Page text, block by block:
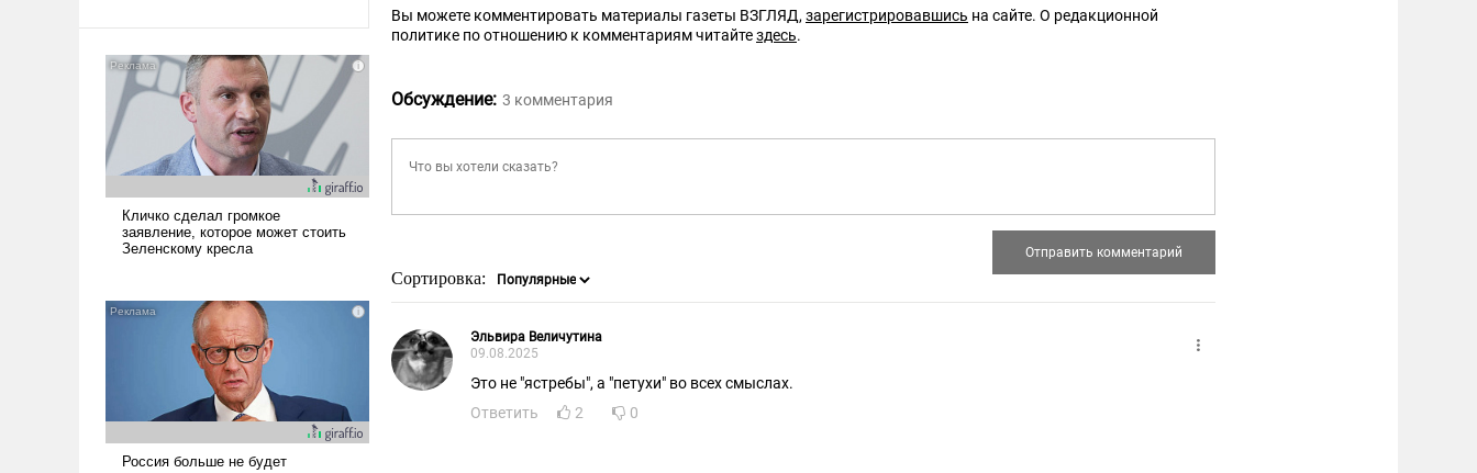
Вы можете комментировать материалы газеты ВЗГЛЯД,зарегистрировавшись на сайте. О редакционной
политике по отношению к комментариям читайтездесь.
Обсуждение: 3 комментария
Сортировка:
Эльвира Величутина
09.08.2025
Это не "ястребы", а "петухи" во всех смыслах.
Ответить
2 0